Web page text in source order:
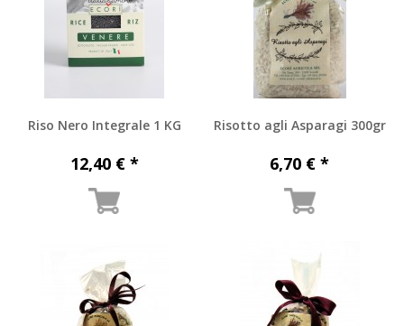
Riso Nero Integrale 1 KG
12,40 € *
Risotto agli Asparagi 300gr
6,70 € *